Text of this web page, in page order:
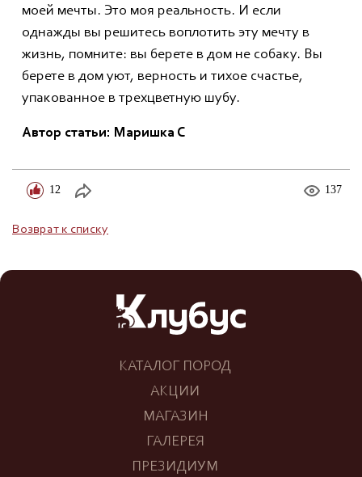
моей мечты. Это моя реальность. И если
однажды вы решитесь воплотить эту мечту в
жизнь, помните: вы берете в дом не собаку. Вы
берете в дом уют, верность и тихое счастье,
упакованное в трехцветную шубу.
Автор статьи: Маришка С
12 137
Возврат к списку
КАТАЛОГ ПОРОД
АКЦИИ
МАГАЗИН
ГАЛЕРЕЯ
ПРЕЗИДИУМ